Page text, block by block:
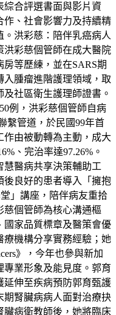
合評選書面與影片資
作、社會影響力及持續精
洪彩慈：陪伴乳癌病人
洪彩慈個管師在成大醫院
等歷練，並在SARS期
入腫瘤進階護理領域，取
社區衛生護理師證書。
例，洪彩慈個管師自病
繫管道，於民國99年首
由被動轉為主動，成大
、完治率達97.26%。
醫病共享決策輔助工
後良好的患者導入「擁抱
」講座，陪伴病友重拾
慈個管師為核心溝通樞
國家品質標章及醫策會優
療機構分享實務經驗；她
》，今年也參與新加
業形象及能見度。郭育
延伸至疾病預防郭育甄護
期腎臟病病人面對治療抉
臟病衛教師後，她將臨床